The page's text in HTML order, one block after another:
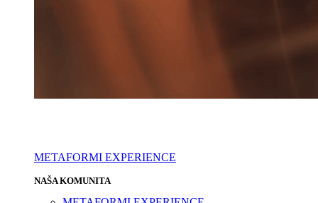
METAFORMI EXPERIENCE
NAŠA KOMUNITA